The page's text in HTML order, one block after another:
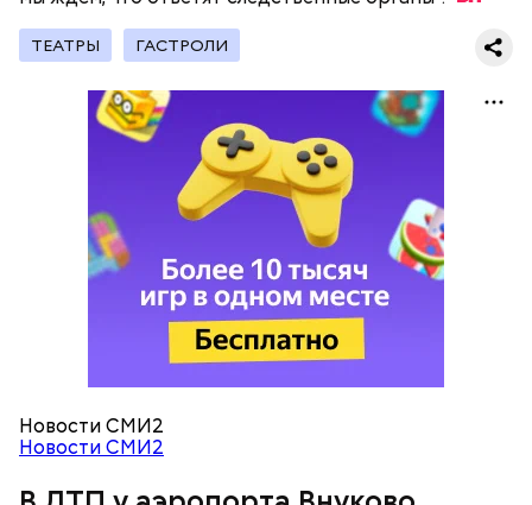
ТЕАТРЫ ГАСТРОЛИ
Новости СМИ2
Новости СМИ2